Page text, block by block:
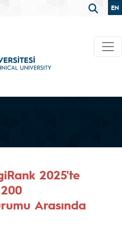
EN
2025'te
Arasında